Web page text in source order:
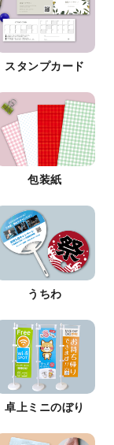
スタンプカード
包装紙
うちわ
卓上ミニのぼり